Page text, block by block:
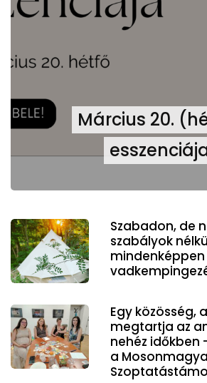
Március 20.
Szabadon, de
szabályok
mindenképpen
Egy közösség,
megtartja az
nehéz időkben
a